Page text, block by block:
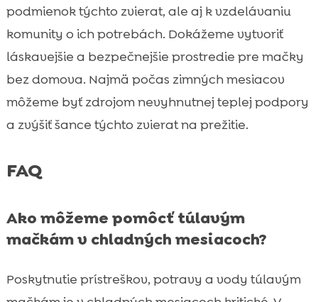
podmienok týchto zvierat, ale aj k vzdelávaniu
komunity o ich potrebách. Dokážeme vytvoriť
láskavejšie a bezpečnejšie prostredie pre mačky
bez domova. Najmä počas zimných mesiacov
môžeme byť zdrojom nevyhnutnej teplej podpory
a zvýšiť šance týchto zvierat na prežitie.
FAQ
Ako môžeme pomôcť túlavým
mačkám v chladných mesiacoch?
Poskytnutie prístreškov, potravy a vody túlavým